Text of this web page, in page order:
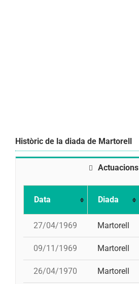
Històric de la diada de Martorell
Actuacions
Data Diada
27/04/1969 Martorell
09/11/1969 Martorell
26/04/1970 Martorell